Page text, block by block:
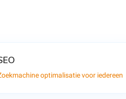
optimalisatie voor iedereen